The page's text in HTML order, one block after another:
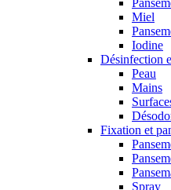
Miel
Iodine
Désinfection
Peau
Mains
Fixation et
Spray